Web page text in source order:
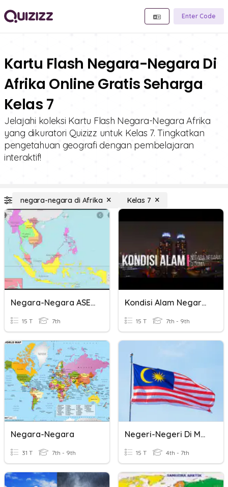
Enter Code
Kartu Flash Negara-Negara Di
Afrika Online Gratis Seharga
Kelas 7
Jelajahi koleksi Kartu Flash Negara-Negara Afrika
yang dikuratori Quizizz untuk Kelas 7. Tingkatkan
pengetahuan geografi dengan pembelajaran
interaktif!
negara-negara di Afrika Kelas 7
Negara-Negara ASEAN
15 T 7th
Kondisi Alam Negara-Negara Di Dunia
15 T 7th - 9th
Negara-Negara
31 T 7th - 9th
Negeri-Negeri Di Malaysia
15 T 4th - 7th